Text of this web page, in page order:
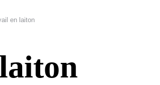
en laiton